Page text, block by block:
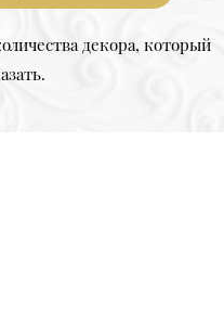
декора, который